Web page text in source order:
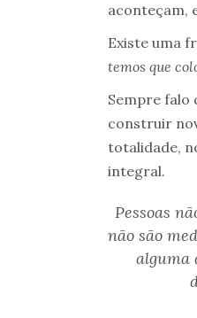
aconteçam,
Existe uma
temos que
Sempre falo
construir
totalidade,
integral.
Pessoas
não são
alguma